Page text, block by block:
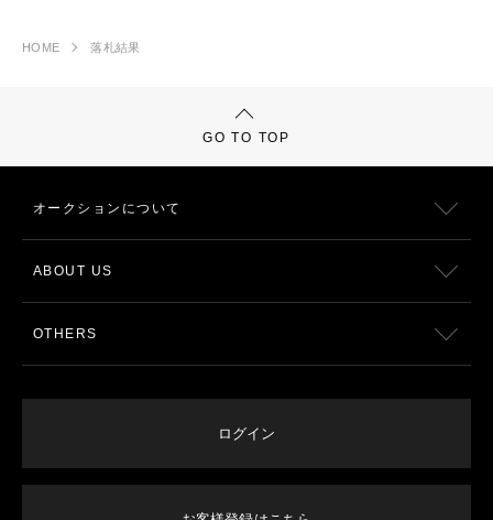
HOME 落札結果
GO TO TOP
オークションについて
ABOUT US
OTHERS
ログイン